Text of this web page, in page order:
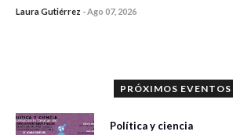
Laura Gutiérrez -Ago 07, 2026
PRÓXIMOS EVENTOS
Política y ciencia